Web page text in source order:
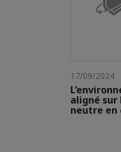
17/09/2024
aligné
neutre en